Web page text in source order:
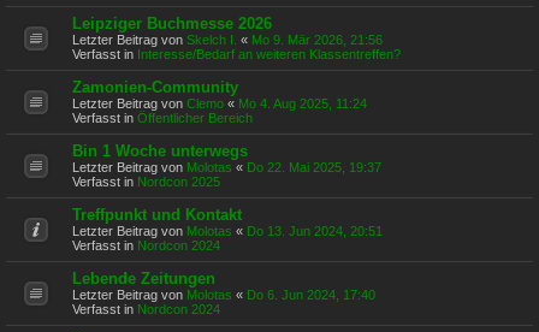
Leipziger Buchmesse 2026
Letzter Beitrag von Skelch I. « Mo 9. Mär 2026, 21:56
Verfasst in Interesse/Bedarf an weiteren Klassentreffen?
Zamonien-Community
Letzter Beitrag von Clemo « Mo 4. Aug 2025, 11:24
Verfasst in Öffentlicher Bereich
Bin 1 Woche unterwegs
Letzter Beitrag von Molotas « Do 22. Mai 2025, 19:37
Verfasst in Nordcon 2025
Treffpunkt und Kontakt
Letzter Beitrag von Molotas « Do 13. Jun 2024, 20:51
Verfasst in Nordcon 2024
Lebende Zeitungen
Letzter Beitrag von Molotas « Do 6. Jun 2024, 17:40
Verfasst in Nordcon 2024